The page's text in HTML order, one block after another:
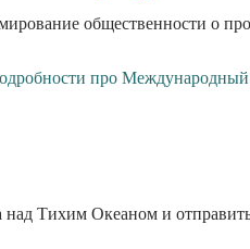
общественности
про Международный
Тихим Океаном и